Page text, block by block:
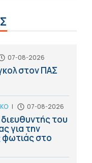
07-08-2026
στον ΠΑΣ
| 07-08-2026
του
για την
στο